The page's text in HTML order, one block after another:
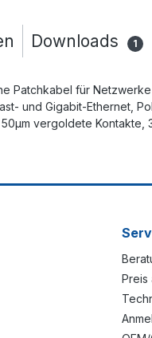
Downloads 1
Patchkabel für
und Gigabit-Ethernet,
vergoldete Kontakte,
Preis